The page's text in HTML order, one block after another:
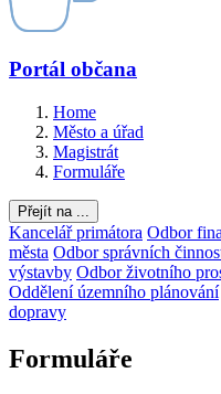
Portál občana
Home
Město a úřad
Magistrát
Formuláře
Přejít na ...
Kancelář primátora Odbor
města Odbor správních
výstavby Odbor životního
Oddělení územního plánování
dopravy
Formuláře